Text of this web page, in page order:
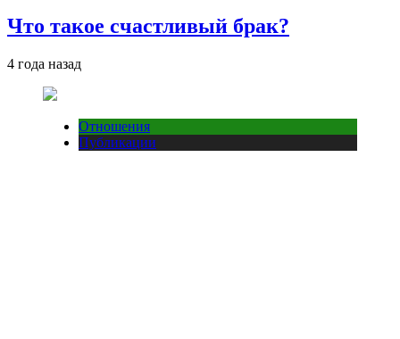
Что такое счастливый брак?
4 года назад
Отношения
Публикации